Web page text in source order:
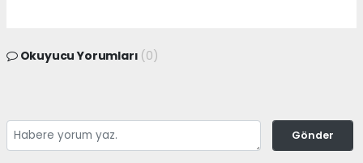
Okuyucu Yorumları (0)
Gönder